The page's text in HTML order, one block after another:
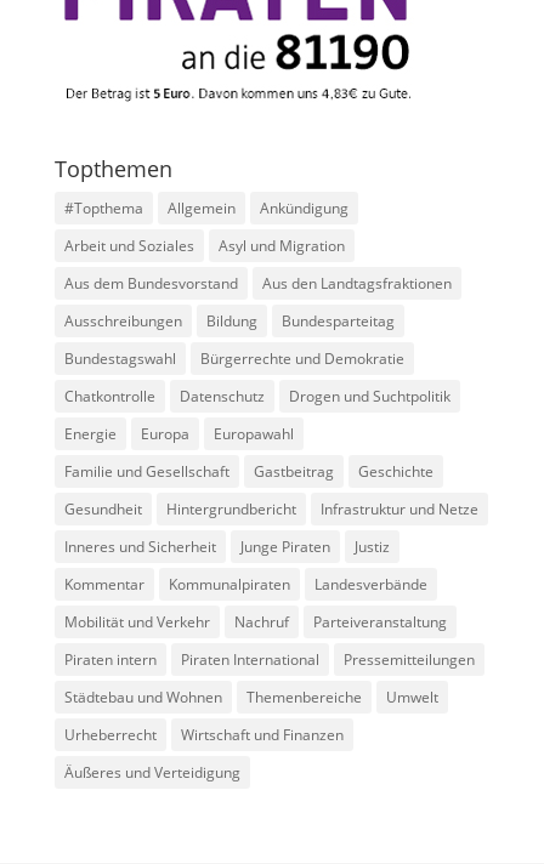
Topthemen
#Topthema Allgemein
Ankündigung
Arbeit und Soziales
Asyl und Migration
Aus dem Bundesvorstand
Aus den Landtagsfraktionen
Ausschreibungen
Bildung
Bundesparteitag
Bundestagswahl
Bürgerrechte und Demokratie
Chatkontrolle
Datenschutz
Drogen und Suchtpolitik
Energie
Europa
Europawahl
Familie und Gesellschaft
Gastbeitrag
Geschichte
Gesundheit
Hintergrundbericht
Infrastruktur und Netze
Inneres und Sicherheit
Junge Piraten
Justiz
Kommentar
Kommunalpiraten
Landesverbände
Mobilität und Verkehr
Nachruf
Parteiveranstaltung
Piraten intern
Piraten International
Pressemitteilungen
Städtebau und Wohnen
Themenbereiche
Umwelt
Urheberrecht
Wirtschaft und Finanzen
Äußeres und Verteidigung